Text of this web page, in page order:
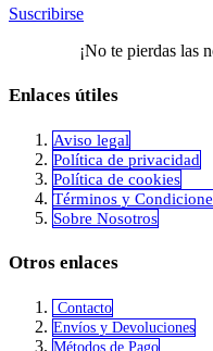
Suscribirse
¡No te pierdas las
Enlaces útiles
Aviso legal
Política de privacidad
​Política de cookies
Términos y
Sobre Nosotros
Otros enlaces
Contacto
Envíos y Devoluciones
Métodos de Pago